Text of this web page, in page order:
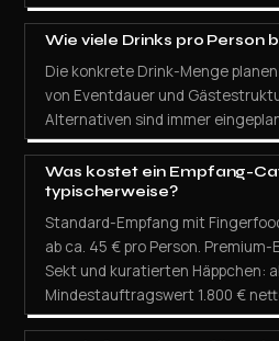
Wie viele Drinks pro Person
Die konkrete Drink-Menge
von Eventdauer und
Alternativen sind immer
Was kostet ein Empfang-
typischerweise?
Standard-Empfang mit
ab ca. 45 € pro Person.
Sekt und kuratierten Häppchen:
Mindestauftragswert 1.800 €